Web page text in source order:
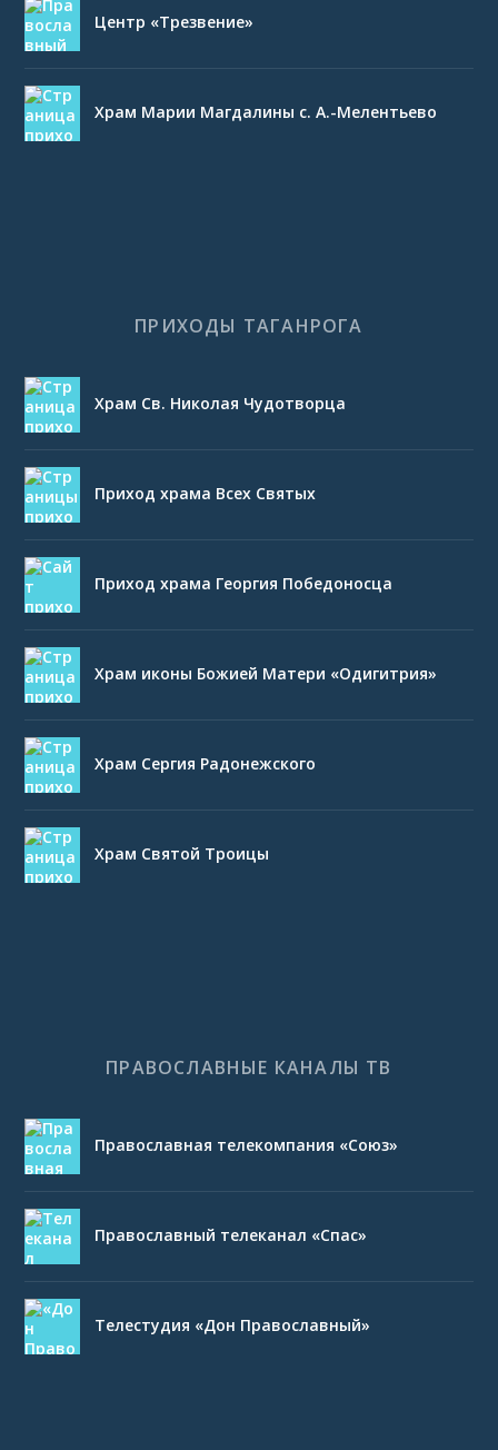
Центр «Трезвение»
Храм Марии Магдалины с. А.-Мелентьево
ПРИХОДЫ ТАГАНРОГА
Храм Св. Николая Чудотворца
Приход храма Всех Святых
Приход храма Георгия Победоносца
Храм иконы Божией Матери «Одигитрия»
Храм Сергия Радонежского
Храм Святой Троицы
ПРАВОСЛАВНЫЕ КАНАЛЫ ТВ
Православная телекомпания «Союз»
Православный телеканал «Спас»
Телестудия «Дон Православный»